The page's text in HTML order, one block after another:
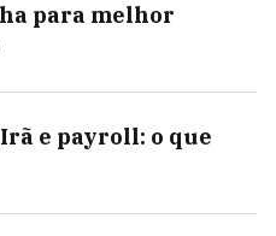
para melhor
e payroll: o que